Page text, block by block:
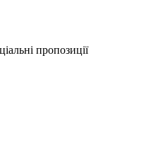
пропозиції